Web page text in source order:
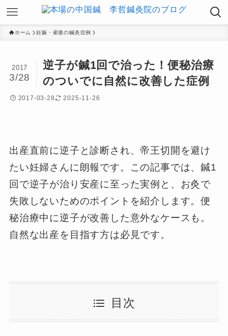
ホーム 妊娠・産後の鍼灸症例
逆子が鍼1回で治った！便秘治療
のついでに自然に改善した症例
2017
3/28
2017-03-28 2025-11-26
出産直前に逆子と診断され、帝王切開を避け
たい妊婦さんに朗報です。この記事では、鍼1
回で逆子が治り安産に至った実例と、お灸で
失敗しないためのポイントを紹介します。便
秘治療中に逆子が改善した意外なケースも。
自然な出産を目指す方は必見です。
目次